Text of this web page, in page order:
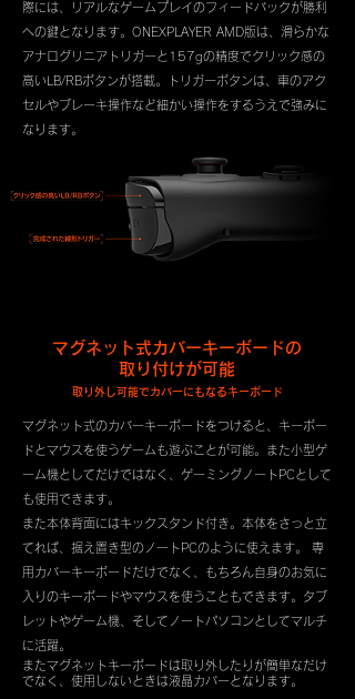
際には、リアルなゲームプレイのフィードバックが勝利
への鍵となります。ONEXPLAYER AMD版は、滑らかな
アナログリニアトリガーと157gの精度でクリック感の
高いLB/RBボタンが搭載。トリガーボタンは、車のアク
セルやブレーキ操作など細かい操作をするうえで強みに
なります。
マグネット式カバーキーボードの
取り付けが可能
取り外し可能でカバーにもなるキーボード
マグネット式のカバーキーボードをつけると、キーボー
ドとマウスを使うゲームも遊ぶことが可能。また小型ゲ
ーム機としてだけではなく、ゲーミングノートPCとして
も使用できます。
また本体背面にはキックスタンド付き。 本体をさっと立
てれば、据え置き型のノートPCのように使えます。 専
用カバーキーボードだけでなく、もちろん自身のお気に
入りのキーボードやマウスを使うこともできます。タブ
レットやゲーム機、そしてノートパソコンとしてマルチ
に活躍。
またマグネットキーボードは取り外したりが簡単なだけ
でなく、使用しないときは液晶カバーとなります。